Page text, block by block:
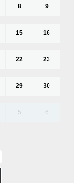
8 9
15 16
22 23
29 30
5 6